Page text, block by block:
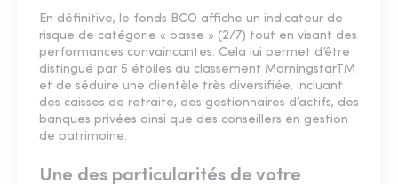
En définitive, le fonds BCO affiche un indicateur de
risque de catégorie « basse » (2/7) tout en visant des
performances convaincantes. Cela lui permet d’être
distingué par 5 étoiles au classement MorningstarTM
et de séduire une clientèle très diversifiée, incluant
des caisses de retraite, des gestionnaires d’actifs, des
banques privées ainsi que des conseillers en gestion
de patrimoine.
Une des particularités de votre